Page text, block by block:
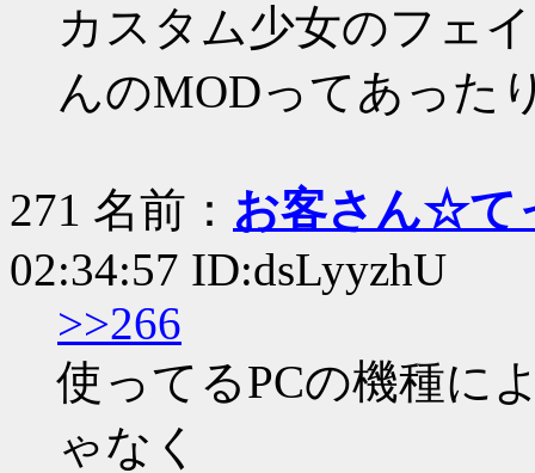
カスタム少女のフェ
んのMODってあった
271 名前： お客さん☆て
02:34:57 ID:dsLyyzhU
>>266
使ってるPCの機種に
ゃなく